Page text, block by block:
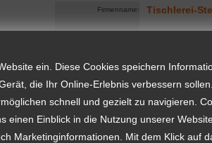
Firmenname: Tischlerei-
Straße: Alte Straße 28
PLZ Ort: 09526
Telefon / Fax: 037360 72385
Mobiltelefon: 0160 96307660
E-Mail:
ein. Diese Cookies speichern
die Ihr Online-Erlebnis verbessern
schnell und gezielt zu navigieren.
einen Einblick in die Nutzung unserer
Marketinginformationen. Mit dem Klick auf